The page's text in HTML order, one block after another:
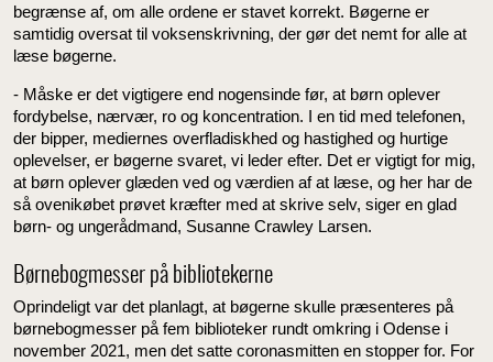
begrænse af, om alle ordene er stavet korrekt. Bøgerne er
samtidig oversat til voksenskrivning, der gør det nemt for alle at
læse bøgerne.
- Måske er det vigtigere end nogensinde før, at børn oplever
fordybelse, nærvær, ro og koncentration. I en tid med telefonen,
der bipper, mediernes overfladiskhed og hastighed og hurtige
oplevelser, er bøgerne svaret, vi leder efter. Det er vigtigt for mig,
at børn oplever glæden ved og værdien af at læse, og her har de
så ovenikøbet prøvet kræfter med at skrive selv, siger en glad
børn- og ungerådmand, Susanne Crawley Larsen.
Børnebogmesser på bibliotekerne
Oprindeligt var det planlagt, at bøgerne skulle præsenteres på
børnebogmesser på fem biblioteker rundt omkring i Odense i
november 2021, men det satte coronasmitten en stopper for. For